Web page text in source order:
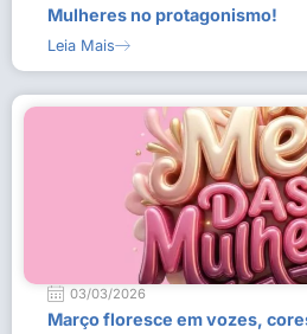
Mulheres no protagonismo!
Leia Mais
03/03/2026
Março floresce em vozes,